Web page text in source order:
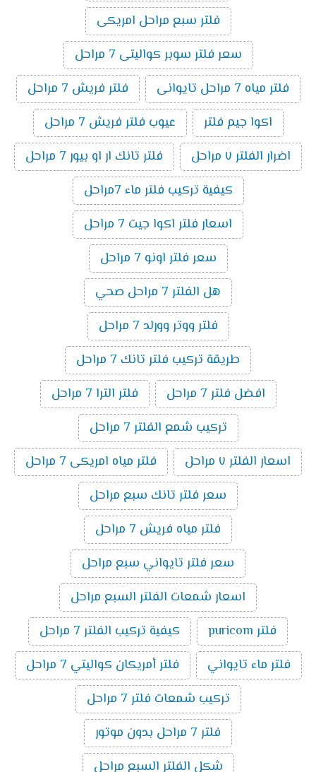
فلتر سبع مراحل امريكى
سعر فلتر سوبر كواليتى 7 مراحل
فلتر مياه 7 مراحل تايوانى
فلتر فريش 7 مراحل
اكوا جيم فلتر
عيوب فلتر فريش 7 مراحل
اضرار الفلتر ٧ مراحل
فلتر تانك ار او بيور 7 مراحل
كيفية تركيب فلتر ماء 7مراحل
اسعار فلتر اكوا جيت 7 مراحل
سعر فلتر اونو 7 مراحل
هل الفلتر 7 مراحل صحي
فلتر ووتر وورلد 7 مراحل
طريقة تركيب فلتر تانك 7 مراحل
افضل فلتر 7 مراحل
فلتر الترا 7 مراحل
تركيب شمع الفلتر 7 مراحل
اسعار الفلتر ٧ مراحل
فلتر مياه امريكى 7 مراحل
سعر فلتر تانك سبع مراحل
فلتر مياه فريش 7 مراحل
سعر فلتر تايواني سبع مراحل
اسعار شمعات الفلتر السبع مراحل
فلتر puricom
كيفية تركيب الفلتر 7 مراحل
فلتر ماء تايواني
فلتر أمريكان كواليتي 7 مراحل
تركيب شمعات فلتر 7 مراحل
فلتر 7 مراحل بدون موتور
شكل الفلتر السبع مراحل